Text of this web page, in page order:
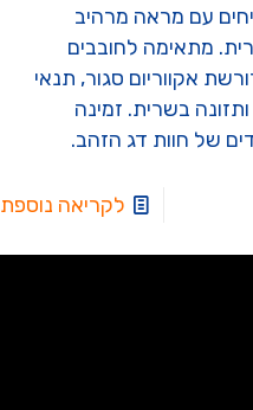
עם מראה מרהיב
מתאימה לחובבים
אקווריום סגור, תנאי
בשרית. זמינה
של חוות דג הזהב.
לקריאה נוספת